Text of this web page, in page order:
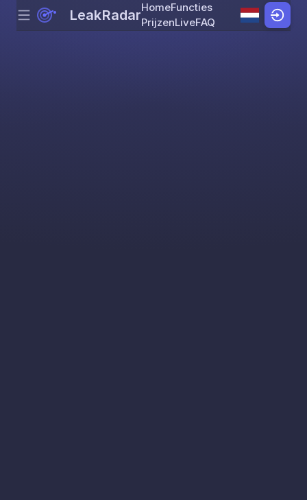
Skip to content
Menu LeakRadarHomeFuncties
PrijzenLiveFAQ